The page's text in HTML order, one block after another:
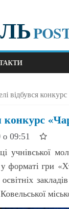
відбувся
конкурс
о 09:51
учнівської
гри
освітніх